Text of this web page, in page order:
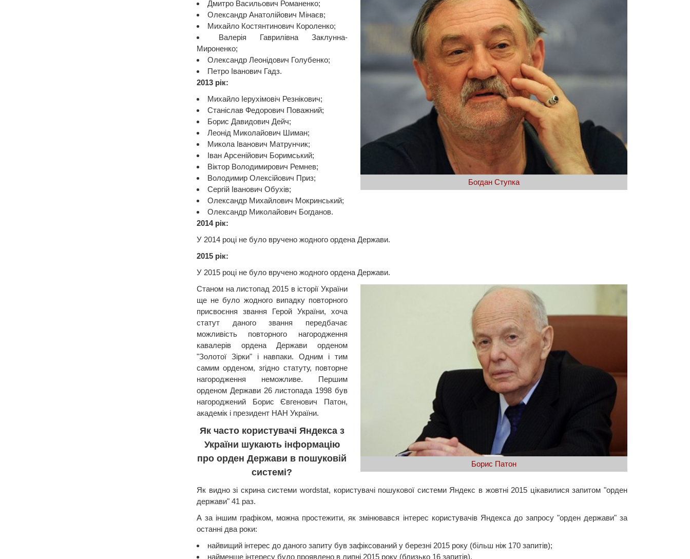
Богдан Ступка
Дмитро Васильович Романенко;
Олександр Анатолійович Мінаєв;
Михайло Костянтинович Короленко;
Валерія Гаврилівна Заклунна-
Мироненко;
Олександр Леонідович Голубенко;
Петро Іванович Гадз.
2013 рік:
Михайло Іерухімовіч Резнікович;
Станіслав Федорович Поважний;
Борис Давидович Дейч;
Леонід Миколайович Шиман;
Микола Іванович Матрунчик;
Іван Арсенійович Боримський;
Віктор Володимирович Ремнев;
Володимир Олексійович Приз;
Сергій Іванович Обухів;
Олександр Михайлович Мокринський;
Олександр Миколайович Богданов.
2014 рік:
У 2014 році не було вручено жодного ордена Держави.
2015 рік:
У 2015 році не було вручено жодного ордена Держави.
Борис Патон
Станом на листопад 2015 в історії України
ще не було жодного випадку повторного
присвоєння звання Герой України, хоча
статут даного звання передбачає
можливість повторного нагородження
кавалерів ордена Держави орденом
"Золотої Зірки" і навпаки. Одним і тим
самим орденом, згідно статуту, повторне
нагородження неможливе. Першим
орденом Держави 26 листопада 1998 був
нагороджений Борис Євгенович Патон,
академік і президент НАН України.
Як часто користувачі Яндекса з
України шукають інформацію
про орден Держави в пошуковій
системі?
Як видно зі скрина системи wordstat, користувачі пошукової системи Яндекс в жовтні 2015 цікавилися запитом "орден
держави" 41 раз.
А за іншим графіком, можна простежити, як змінювався інтерес користувачів Яндекса до запросу "орден держави" за
останні два роки:
найвищий інтерес до даного запиту був зафіксований у березні 2015 року (більш ніж 170 запитів);
найменше інтересу було проявлено в липні 2015 року (близько 16 запитів).